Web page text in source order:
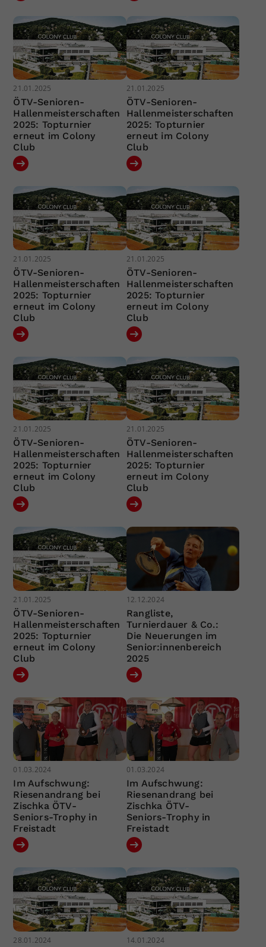
21.01.2025
ÖTV-Senioren-
Hallenmeisterschaften
2025: Topturnier
erneut im Colony
Club
21.01.2025
ÖTV-Senioren-
Hallenmeisterschaften
2025: Topturnier
erneut im Colony
Club
21.01.2025
ÖTV-Senioren-
Hallenmeisterschaften
2025: Topturnier
erneut im Colony
Club
21.01.2025
ÖTV-Senioren-
Hallenmeisterschaften
2025: Topturnier
erneut im Colony
Club
21.01.2025
ÖTV-Senioren-
Hallenmeisterschaften
2025: Topturnier
erneut im Colony
Club
21.01.2025
ÖTV-Senioren-
Hallenmeisterschaften
2025: Topturnier
erneut im Colony
Club
21.01.2025
ÖTV-Senioren-
Hallenmeisterschaften
2025: Topturnier
erneut im Colony
Club
12.12.2024
Rangliste,
Turnierdauer & Co.:
Die Neuerungen im
Senior:innenbereich
2025
01.03.2024
Im Aufschwung:
Riesenandrang bei
Zischka ÖTV-
Seniors-Trophy in
Freistadt
01.03.2024
Im Aufschwung:
Riesenandrang bei
Zischka ÖTV-
Seniors-Trophy in
Freistadt
28.01.2024 14.01.2024